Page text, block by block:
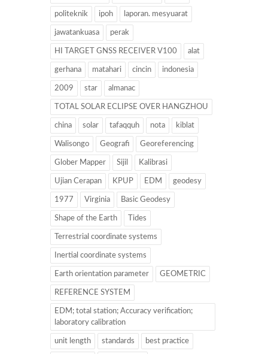
politeknik ipoh laporan. mesyuarat
jawatankuasa perak
HI TARGET GNSS RECEIVER V100 alat
gerhana matahari cincin indonesia
2009 star almanac
TOTAL SOLAR ECLIPSE OVER HANGZHOU
china solar tafaqquh nota kiblat
Walisongo Geografi Georeferencing
Glober Mapper Sijil Kalibrasi
Ujian Cerapan KPUP EDM geodesy
1977 Virginia Basic Geodesy
Shape of the Earth Tides
Terrestrial coordinate systems
Inertial coordinate systems
Earth orientation parameter GEOMETRIC
REFERENCE SYSTEM
EDM; total station; Accuracy verification;
laboratory calibration
unit length standards best practice